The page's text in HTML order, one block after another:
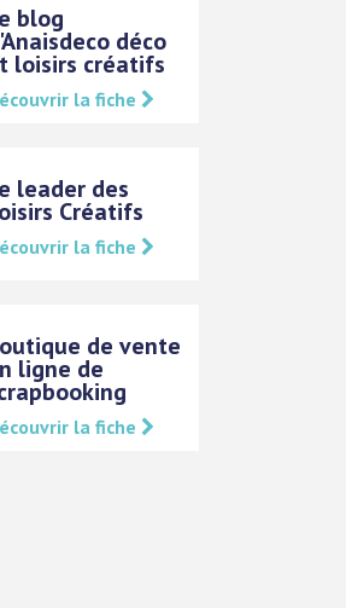
blog
déco
loisirs créatifs
la fiche
leader des
Créatifs
la fiche
de vente
ligne de
la fiche